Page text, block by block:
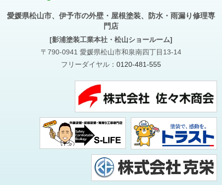
愛媛県松山市、伊予市の外壁・屋根塗装、防水・雨漏り修理専
門店
[影浦塗装工業本社・松山ショールーム]
〒790-0941 愛媛県松山市和泉南四丁目13-14
フリーダイヤル： 0120-481-555